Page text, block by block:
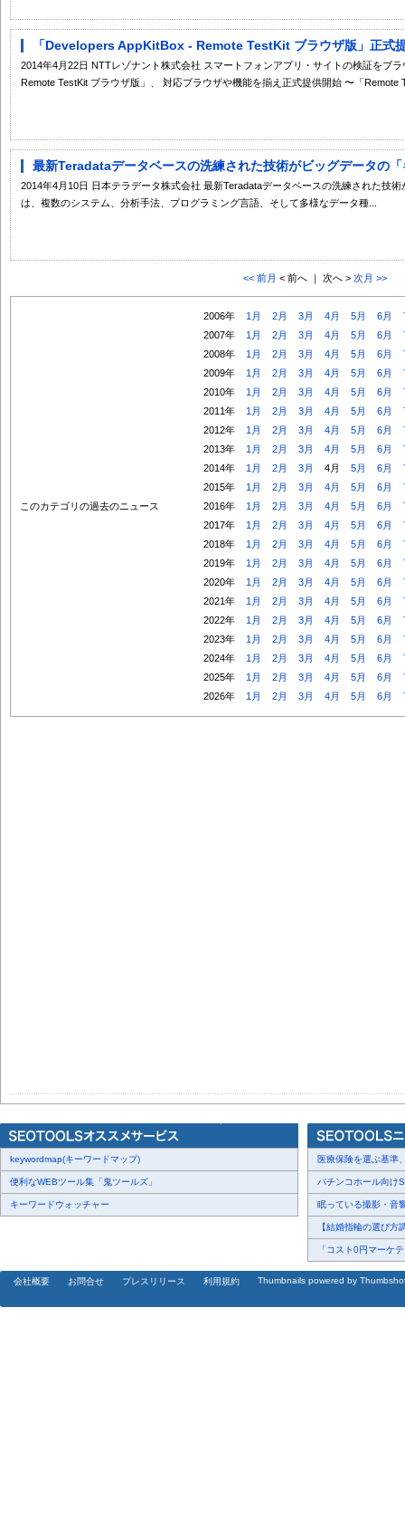
「Developers AppKitBox - Remote TestKit ブラウザ版」正式
2014年4月22日 NTTレゾナント株式会社 スマートフォンアプリ・サイトの検証をブ
Remote TestKit ブラウザ版」、 対応ブラウザや機能を揃え正式提供開始 〜「Remote
最新Teradataデータベースの洗練された技術がビッグデータの
2014年4月10日 日本テラデータ株式会社 最新Teradataデータベースの洗練された技
は、複数のシステム、分析手法、プログラミング言語、そして多様なデータ種...
<< 前月 < 前へ ｜ 次へ > 次月 >>
このカテゴリの過去のニュース
2006年 1月 2月 3月 4月 5月 6月
2007年
1月 2月 3月 4月 5月 6月
2008年
1月 2月 3月 4月 5月 6月
2009年
1月 2月 3月 4月 5月 6月
2010年
1月 2月 3月 4月 5月 6月
2011年
1月 2月 3月 4月 5月 6月
2012年
1月 2月 3月 4月 5月 6月
2013年
1月 2月 3月 4月 5月 6月
2014年
1月 2月 3月 4月 5月 6月
2015年
1月 2月 3月 4月 5月 6月
2016年
1月 2月 3月 4月 5月 6月
2017年
1月 2月 3月 4月 5月 6月
2018年
1月 2月 3月 4月 5月 6月
2019年
1月 2月 3月 4月 5月 6月
2020年
1月 2月 3月 4月 5月 6月
2021年
1月 2月 3月 4月 5月 6月
2022年
1月 2月 3月 4月 5月 6月
2023年
1月 2月 3月 4月 5月 6月
2024年
1月 2月 3月 4月 5月 6月
2025年
1月 2月 3月 4月 5月 6月
2026年
1月 2月 3月 4月 5月 6月
keywordmap(キーワードマップ)
便利なWEBツール集「鬼ツールズ」
キーワードウォッチャー
医療保険を選ぶ基準
パチンコホール向け
眠っている撮影・音
【結婚指輪の選び方
「コスト0円マーケ
会社概要 お問合せ プレスリリース 利用規約 Thumbnails powered by